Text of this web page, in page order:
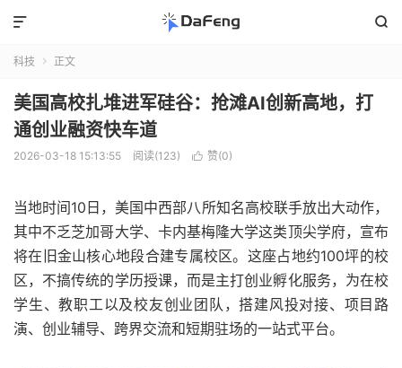


科技  正文
美国高校扎堆进军硅谷：抢滩AI创新高地，打
通创业融资快车道
2026-03-18 15:13:55 阅读(123)  赞(0)
当地时间10日，美国中西部八所知名高校联手放出大动作，
其中不乏芝加哥大学、卡内基梅隆大学这类顶尖学府，宣布
将在旧金山核心地段合建专属校区。这座占地约100坪的校
区，不搞传统的学历授课，而是主打创业孵化服务，为在校
学生、教职工以及校友创业团队，搭建风投对接、项目路
演、创业辅导、跨界交流和短期驻场的一站式平台。